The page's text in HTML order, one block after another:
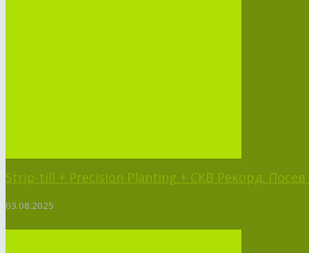
Strip-till + Precision Planting + СКВ Рекорд.
03.08.2025